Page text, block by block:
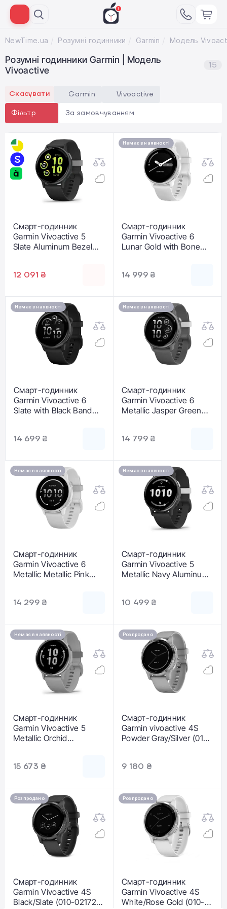
NewTime.ua Розумні годинники Garmin Модель
Розумні годинники Garmin | Модель
Vivoactive
15
Скасувати Garmin Vivoactive
Фільтр За замовчуванням
Смарт-годинник
Garmin Vivoactive 5
Slate Aluminum Bezel
02862-10)
12 091 ₴
Немає в наявності
Смарт-годинник
Garmin Vivoactive 6
Lunar Gold with Bone
14 999 ₴
Немає в наявності
Смарт-годинник
Garmin Vivoactive 6
Slate with Black Band
14 699 ₴
Немає в наявності
Смарт-годинник
Garmin Vivoactive 6
Metallic Jasper Green
14 799 ₴
Немає в наявності
Смарт-годинник
Garmin Vivoactive 6
Metallic Metallic Pink
14 299 ₴
Немає в наявності
Смарт-годинник
Garmin Vivoactive 5
Metallic Navy Aluminum
02862-12)
10 499 ₴
Немає в наявності
Смарт-годинник
Garmin Vivoactive 5
Metallic Orchid
Band (010-02862-13)
15 673 ₴
Розпродано
Смарт-годинник
Garmin vivoactive 4S
Powder Gray/Silver (010-
9 180 ₴
Розпродано
Смарт-годинник
Garmin Vivoactive 4S
Black/Slate (010-02172-
Розпродано
Смарт-годинник
Garmin Vivoactive 4S
White/Rose Gold (010-